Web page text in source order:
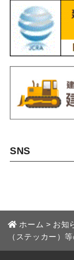
SNS
ホーム > お知
（ステッカー）